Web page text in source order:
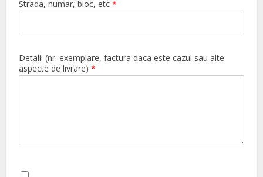
Strada, numar, bloc, etc*
Detalii (nr. exemplare, factura daca este cazul sau alte
aspecte de livrare)*